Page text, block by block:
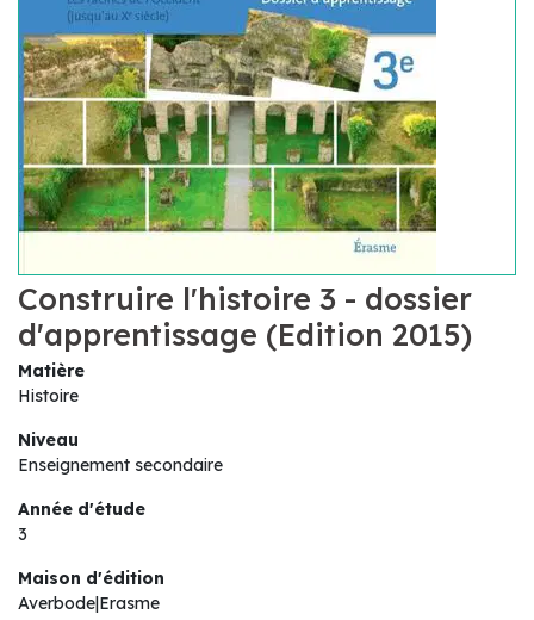
Construire l'histoire 3 - dossier
d'apprentissage (Edition 2015)
Matière
Histoire
Niveau
Enseignement secondaire
Année d'étude
3
Maison d'édition
Averbode|Erasme